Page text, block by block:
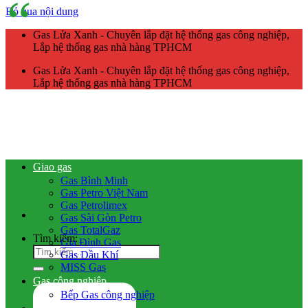
Bỏ qua nội dung
Gas Lửa Xanh - Chuyên lắp đặt hệ thống gas công nghiệp,
Lắp hệ thống gas nhà hàng TPHCM
Gas Lửa Xanh - Chuyên lắp đặt hệ thống gas công nghiệp,
Lắp hệ thống gas nhà hàng TPHCM
Tìm kiếm:
Giao gas
Gas Bình Minh
Gas Petro Việt Nam
Gas Petrolimex
Gas Sài Gòn Petro
Gas TotalGaz
Gia Đình Gas
Gas Dầu Khí
MISS Gas
Gas công nghiệp
Bếp Gas công nghiệp